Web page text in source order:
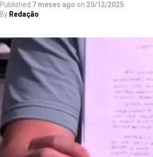
Published 7 meses ago on 25/12/2025
By Redação